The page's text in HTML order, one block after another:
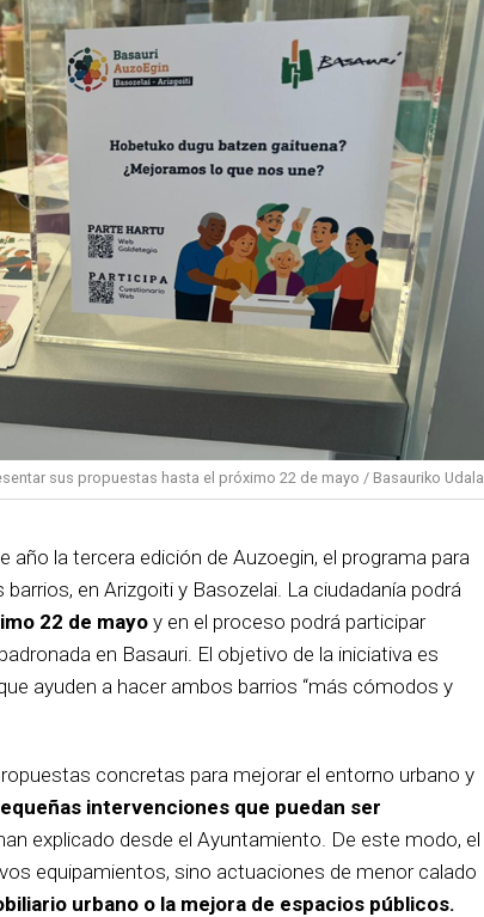
sus propuestas hasta el próximo 22 de mayo / Basauriko Udala
la tercera edición de Auzoegin, el programa para
en Arizgoiti y Basozelai. La ciudadanía podrá
22 de mayoy en el proceso podrá participar
en Basauri. El objetivo de la iniciativa es
ayuden a hacer ambos barrios “más cómodos y
concretas para mejorar el entorno urbano y
intervenciones que puedan ser
explicado desde el Ayuntamiento. De este modo, el
equipamientos, sino actuaciones de menor calado
urbano o la mejora de espacios públicos.